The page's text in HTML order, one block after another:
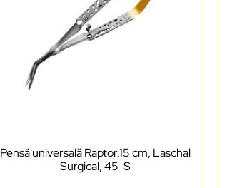
Pensă universală Raptor,15 cm, Laschal
Surgical, 45-S